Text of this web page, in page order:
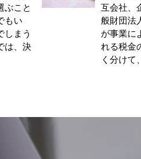
ぶこと
もい
しまう
は、決
互会社、
般財団法
が事業に
れる税金
く分け